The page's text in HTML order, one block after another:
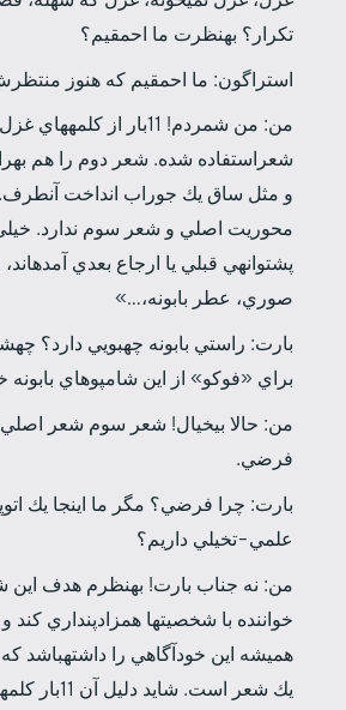
تكرار؟ به­نظرت ما احمقيم؟
استراگون: ما احمقيم كه هنوز
من: من شمردم! 11­بار از
شعراستفاده شده. شعر دوم را هم
و مثل ساق يك جوراب انداخت آن­طرف.
محوريت اصلي و شعر سوم ندارد.
پشتوانه­ي قبلي يا ارجاع بعدي
صوري، عطر بابونه،…»
بارت: راستي بابونه چه­بويي دارد؟
براي «فوكو» از اين شامپوهاي بابونه
من: حالا بي­خيال! شعر سوم شعر
فرضي.
بارت: چرا فرضي؟ مگر ما اينجا يك
علمي-تخيلي داريم؟
من: نه جناب بارت! به­نظرم هدف اين
خواننده با شخصيت­ها همزادپنداري كند
هميشه اين خودآگاهي را داشته­باشد
يك شعر است.